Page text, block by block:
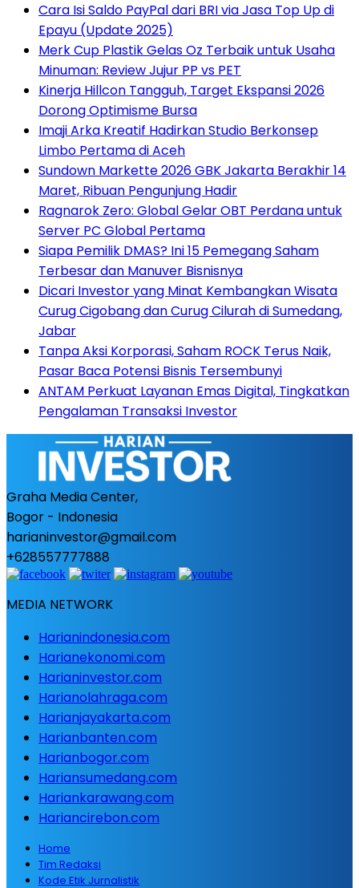
Cara Isi Saldo PayPal dari BRI via Jasa Top Up di
Epayu (Update 2025)
Merk Cup Plastik Gelas Oz Terbaik untuk Usaha
Minuman: Review Jujur PP vs PET
Kinerja Hillcon Tangguh, Target Ekspansi 2026
Dorong Optimisme Bursa
Imaji Arka Kreatif Hadirkan Studio Berkonsep
Limbo Pertama di Aceh
Sundown Markette 2026 GBK Jakarta Berakhir 14
Maret, Ribuan Pengunjung Hadir
Ragnarok Zero: Global Gelar OBT Perdana untuk
Server PC Global Pertama
Siapa Pemilik DMAS? Ini 15 Pemegang Saham
Terbesar dan Manuver Bisnisnya
Dicari Investor yang Minat Kembangkan Wisata
Curug Cigobang dan Curug Cilurah di Sumedang,
Jabar
Tanpa Aksi Korporasi, Saham ROCK Terus Naik,
Pasar Baca Potensi Bisnis Tersembunyi
ANTAM Perkuat Layanan Emas Digital, Tingkatkan
Pengalaman Transaksi Investor
Graha Media Center,
Bogor - Indonesia
harianinvestor@gmail.com
+628557777888
MEDIA NETWORK
Harianindonesia.com
Harianekonomi.com
Harianinvestor.com
Harianolahraga.com
Harianjayakarta.com
Harianbanten.com
Harianbogor.com
Hariansumedang.com
Hariankarawang.com
Hariancirebon.com
Home
Tim Redaksi
Kode Etik Jurnalistik